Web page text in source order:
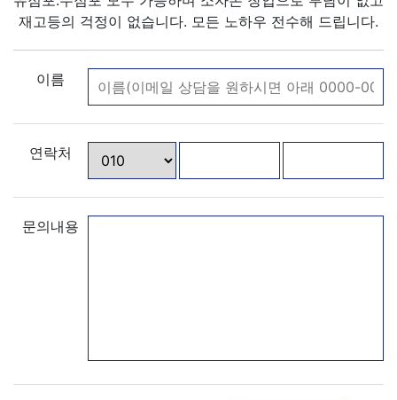
재고등의 걱정이 없습니다. 모든 노하우 전수해 드립니다.
이름
연락처
문의내용